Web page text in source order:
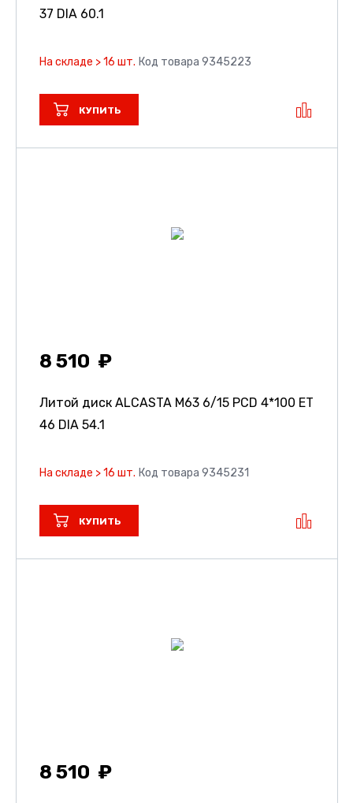
37 DIA 60.1
На складе > 16 шт. Код товара 9345223
КУПИТЬ
8 510
Литой диск ALCASTA M63 6/15 PCD 4*100 ET
46 DIA 54.1
На складе > 16 шт. Код товара 9345231
КУПИТЬ
8 510